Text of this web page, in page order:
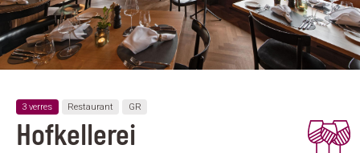
3 verres Restaurant GR
Hofkellerei